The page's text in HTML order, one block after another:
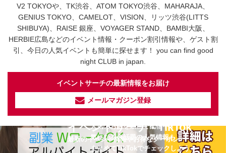
V2 TOKYOや、TK渋谷、ATOM TOKYO渋谷、MAHARAJA、
GENIUS TOKYO、CAMELOT、VISION、リッツ渋谷(LITTS
SHIBUYA)、RAISE 銀座、VOYAGER STAND、BAMBI大阪、
HERBIE広島などのイベント情報・クーポン割引情報や、ゲスト割
引、今日の人気イベントも簡単に探せます！ you can find good
night CLUB in japan.
イベントサーチの最新情報をお届け
メールマガジン登録
イベントサーチ - TikTok
最新のイベント情報やお得なクーポン
人気のお店を動画で配信中！
気になる今話題の人気情報も
まとめてTikTokでチェックしよう！